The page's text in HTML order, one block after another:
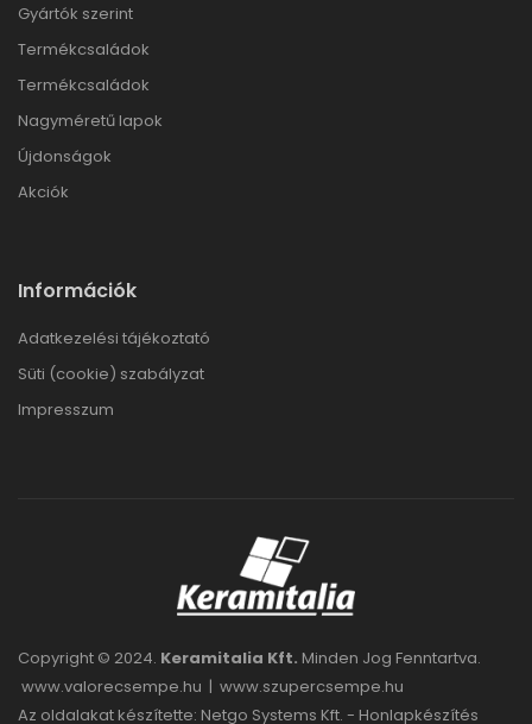
Gyártók szerint
Termékcsaládok
Termékcsaládok
Nagyméretű lapok
Újdonságok
Akciók
Információk
Adatkezelési tájékoztató
Süti (cookie) szabályzat
Impresszum
Copyright © 2024. Keramitalia Kft. Minden Jog Fenntartva.
www.valorecsempe.hu | www.szupercsempe.hu
Az oldalakat készítette: Netgo Systems Kft. - Honlapkészítés